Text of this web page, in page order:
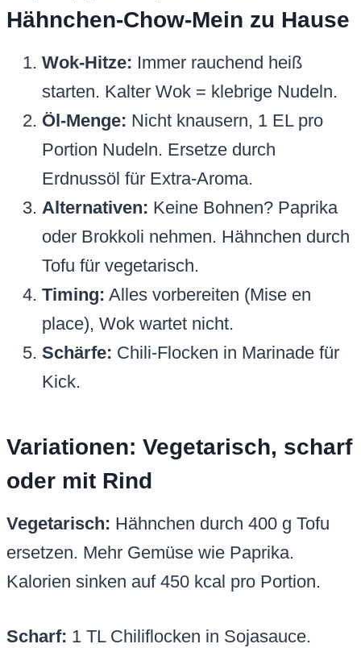
Hähnchen-Chow-Mein zu Hause
Wok-Hitze: Immer rauchend heiß
starten. Kalter Wok = klebrige Nudeln.
Öl-Menge: Nicht knausern, 1 EL pro
Portion Nudeln. Ersetze durch
Erdnussöl für Extra-Aroma.
Alternativen: Keine Bohnen? Paprika
oder Brokkoli nehmen. Hähnchen durch
Tofu für vegetarisch.
Timing: Alles vorbereiten (Mise en
place), Wok wartet nicht.
Schärfe: Chili-Flocken in Marinade für
Kick.
Variationen: Vegetarisch, scharf
oder mit Rind
Vegetarisch: Hähnchen durch 400 g Tofu
ersetzen. Mehr Gemüse wie Paprika.
Kalorien sinken auf 450 kcal pro Portion.
Scharf: 1 TL Chiliflocken in Sojasauce.